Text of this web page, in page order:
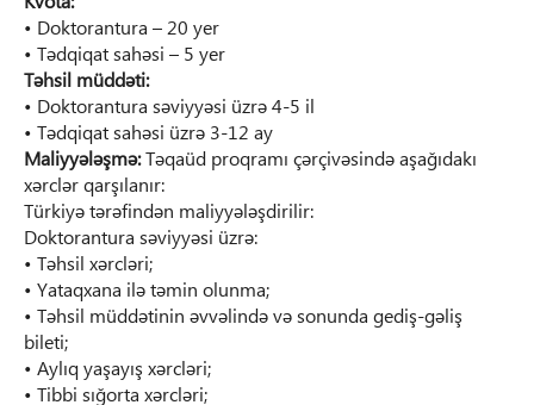
• Doktorantura – 20 yer
• Tədqiqat sahəsi – 5 yer
Təhsil müddəti:
• Doktorantura səviyyəsi üzrə 4-5 il
• Tədqiqat sahəsi üzrə 3-12 ay
Maliyyələşmə:Təqaüd proqramı çərçivəsində aşağıdakı
xərclər qarşılanır:
Türkiyə tərəfindən maliyyələşdirilir:
Doktorantura səviyyəsi üzrə:
• Təhsil xərcləri;
• Yataqxana ilə təmin olunma;
• Təhsil müddətinin əvvəlində və sonunda gediş-gəliş
bileti;
• Aylıq yaşayış xərcləri;
• Tibbi sığorta xərcləri;